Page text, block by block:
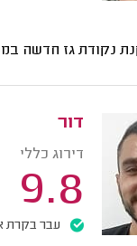
נקודת גז חדשה
דור
דירוג כללי
9.8
עבר בקרת